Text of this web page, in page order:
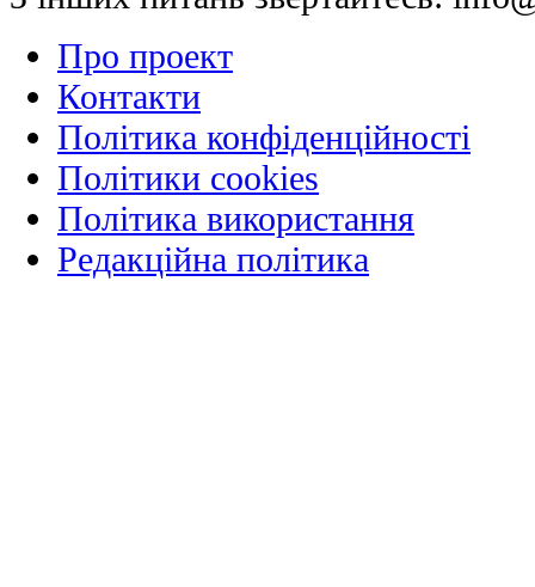
Про проект
Контакти
Політика конфіденційності
Політики cookies
Політика використання
Редакційна політика